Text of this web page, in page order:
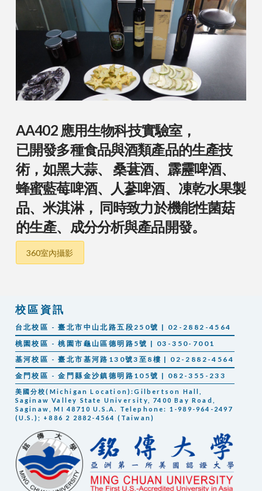
AA402 應用生物科技實驗室，
已開發多種食品與酒類產品的生產技
術，如黑大蒜、 桑葚酒、霹靂啤酒、
蜂蜜藍莓啤酒、人蔘啤酒、凍乾水果製
品、米淇淋， 同時致力於機能性菌菇
的生產、成分分析與產品開發。
360室內攝影
校區資訊
台北校區 - 臺北市中山北路五段250號 | 02-2882-4564
桃園校區 - 桃園市龜山區德明路5號 | 03-350-7001
基河校區 - 臺北市基河路130號3至8樓 | 02-2882-4564
金門校區 - 金門縣金沙鎮德明路105號 | 082-355-233
美國分校(Michigan Location):Gilbertson Hall,
Saginaw Valley State University, 7400 Bay Road,
Saginaw, MI 48710 U.S.A. Telephone: 1-989-964-2497
(U.S.); +886 2 2882-4564 (Taiwan)